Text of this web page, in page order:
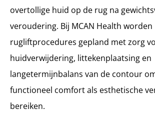
overtollige huid op de rug na
veroudering. Bij MCAN Health worden
rugliftprocedures gepland met zorg
huidverwijdering, littekenplaatsing en
langetermijnbalans van de contour
functioneel comfort als esthetische
bereiken.